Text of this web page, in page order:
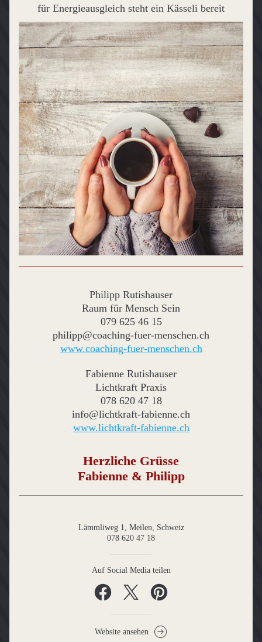
für Energieausgleich steht ein Kässeli bereit
Philipp Rutishauser
Raum für Mensch Sein
079 625 46 15
philipp@coaching-fuer-menschen.ch
www.coaching-fuer-menschen.ch
Fabienne Rutishauser
Lichtkraft Praxis
078 620 47 18
info@lichtkraft-fabienne.ch
www.lichtkraft-fabienne.ch
Herzliche Grüsse
Fabienne & Philipp
Lämmliweg 1, Meilen, Schweiz
078 620 47 18
Auf Social Media teilen
Website ansehen